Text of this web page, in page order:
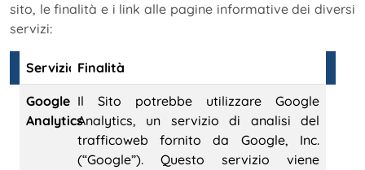
sito, le finalità e i link alle pagine informative dei diversi
servizi:
Servizio Finalità
Google
Analytics
Il Sito potrebbe utilizzare Google
Analytics, un servizio di analisi del
trafficoweb fornito da Google, Inc.
(“Google”). Questo servizio viene